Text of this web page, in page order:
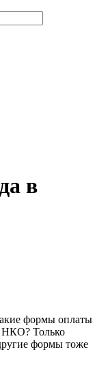
в
формы оплаты
НКО? Только
формы тоже